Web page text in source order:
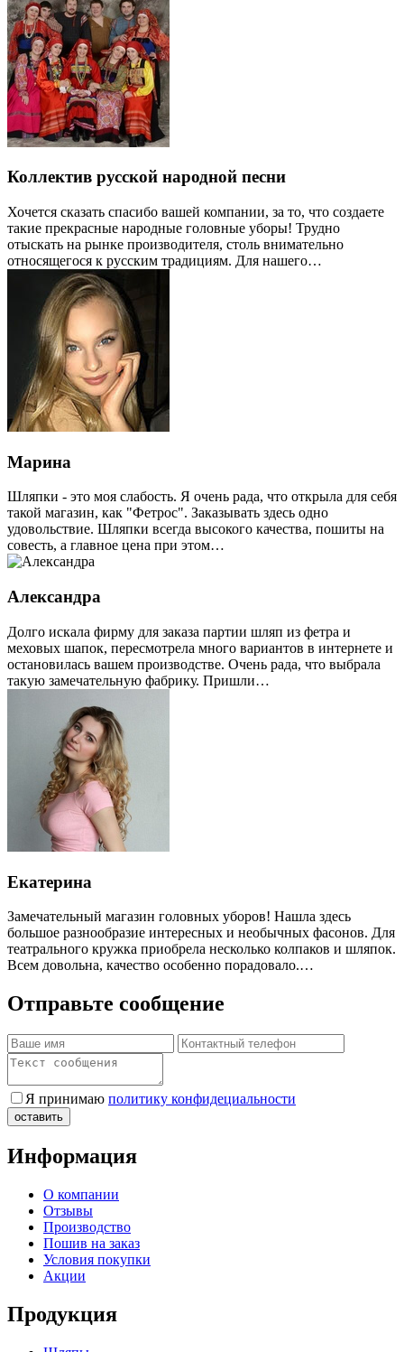
Коллектив русской народной песни
Хочется сказать спасибо вашей компании, за то, что создаете
такие прекрасные народные головные уборы! Трудно
отыскать на рынке производителя, столь внимательно
относящегося к русским традициям. Для нашего…
Марина
Шляпки - это моя слабость. Я очень рада, что открыла для себя
такой магазин, как "Фетрос". Заказывать здесь одно
удовольствие. Шляпки всегда высокого качества, пошиты на
совесть, а главное цена при этом…
Александра
Долго искала фирму для заказа партии шляп из фетра и
меховых шапок, пересмотрела много вариантов в интернете и
остановилась вашем производстве. Очень рада, что выбрала
такую замечательную фабрику. Пришли…
Екатерина
Замечательный магазин головных уборов! Нашла здесь
большое разнообразие интересных и необычных фасонов. Для
театрального кружка приобрела несколько колпаков и шляпок.
Всем довольна, качество особенно порадовало.…
Отправьте сообщение
Я принимаю политику конфидециальности
Информация
О компании
Отзывы
Производство
Пошив на заказ
Условия покупки
Акции
Продукция